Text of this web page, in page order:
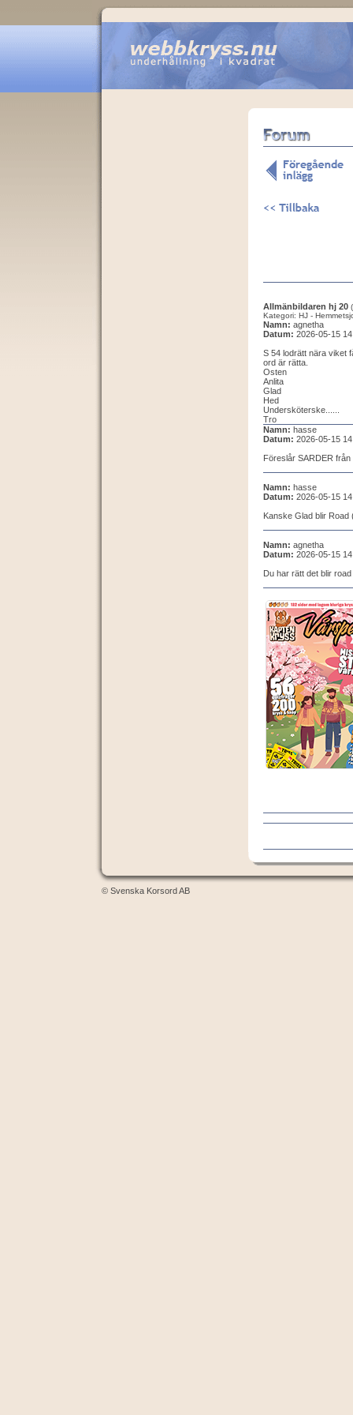
Allmänbildaren hj 20
Kategori: HJ -
Namn: agnetha
Datum: 2026-05-15
S 54 lodrätt nära viket
ord är rätta.
Osten
Anlita
Glad
Hed
Undersköterske......
Tro
Namn: hasse
Datum: 2026-05-15
Föreslår SARDER från
Namn: hasse
Datum: 2026-05-15
Kanske Glad blir
Namn: agnetha
Datum: 2026-05-15
Du har rätt det blir
© Svenska Korsord AB